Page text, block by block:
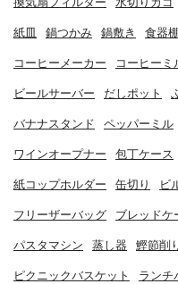
紙皿 鍋つかみ 鍋敷き 食器
コーヒーメーカー コーヒーミ
ビールサーバー だしポット
バナナスタンド ペッパーミル
ワインオープナー 包丁ケース
紙コップホルダー 缶切り ビ
フリーザーバッグ ブレッドケ
パスタマシン 蒸し器 鰹節削
ピクニックバスケット ランチ